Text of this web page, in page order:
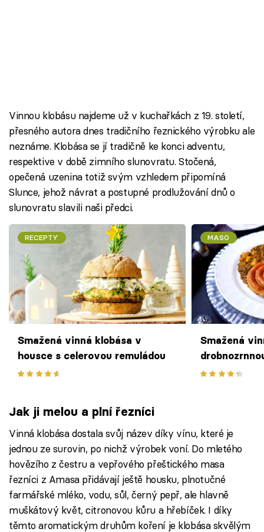
Vinnou klobásu najdeme už v kuchařkách z 19. století,
přesného autora dnes tradičního řeznického výrobku ale
neznáme. Klobása se jí tradičně ke konci adventu,
respektive v době zimního slunovratu. Stočená,
opečená uzenina totiž svým vzhledem připomíná
Slunce, jehož návrat a postupné prodlužování dnů o
slunovratu slavili naši předci.
RECEPTY
Smažená vinná klobása v
housce s celerovou remuládou
MASO
Smažená
zeleninou
Jak ji melou a plní řezníci
Vinná klobása dostala svůj název díky vínu, které je
jednou ze surovin, po nichž výrobek voní. Do mletého
hovězího z čestru a vepřového přeštického masa
řezníci z Amasa přidávají ještě housku, plnotučné
farmářské mléko, vodu, sůl, černý pepř, ale hlavně
muškátový květ, citronovou kůru a hřebíček. I díky
těmto aromatickým druhům koření je klobása skvělým